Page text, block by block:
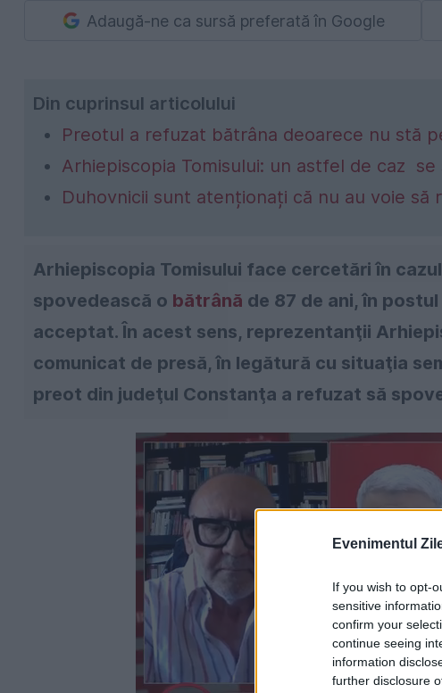
Evenimentul
If you wish to opt-
sensitive
confirm your
continue seeing
information
further disclosure
Adaugă-ne ca sursă preferată în Google
Din cuprinsul articolului
Preotul a refuzat bătrâna deoarece nu stă
Arhiepiscopia Tomisului: un astfel de caz
Duhovnicii sunt atenționați că nu au voie să
Arhiepiscopia Tomisului face cercetări în
spovedească o bătrână de 87 de ani, în
acceptat. În acest sens, reprezentanţii
comunicat de presă, în legătură cu situaţia
preot din judeţul Constanţa a refuzat să